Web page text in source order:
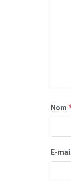
Nom
E-mail